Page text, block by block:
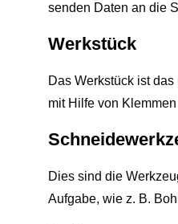
senden Daten an die
Werkstück
Das Werkstück ist
mit Hilfe von
Dies sind die
Aufgabe, wie z. B.